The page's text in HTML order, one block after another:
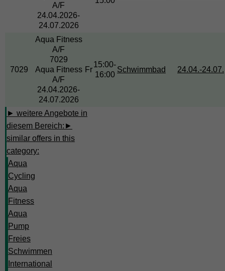
A/F
24.04.2026-
24.07.2026
7029
Aqua Fitness
A/F
7029
Aqua Fitness
A/F
24.04.2026-
24.07.2026
Fr
15:00-
16:00
Schwimmbad 24.04.-24.07.
► weitere Angebote in
diesem Bereich: ►
similar offers in this
category:
Aqua
Cycling
Aqua
Fitness
Aqua
Pump
Freies
Schwimmen
International